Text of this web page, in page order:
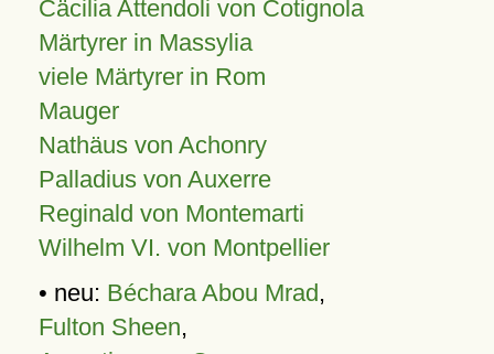
Cäcilia Attendoli von Cotignola
Märtyrer in Massylia
viele Märtyrer in Rom
Mauger
Nathäus von Achonry
Palladius von Auxerre
Reginald von Montemarti
Wilhelm VI. von Montpellier
• neu: Béchara Abou Mrad,
Fulton Sheen,